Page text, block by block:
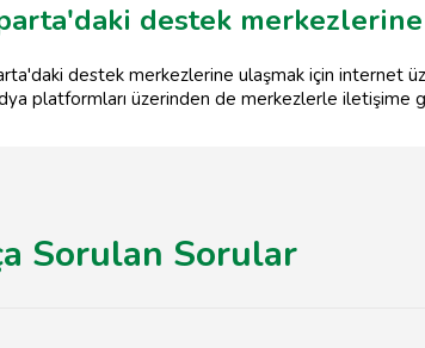
destek
destek merkezlerine ulaşmak için internet
platformları üzerinden de merkezlerle iletişime
Sorulan Sorular